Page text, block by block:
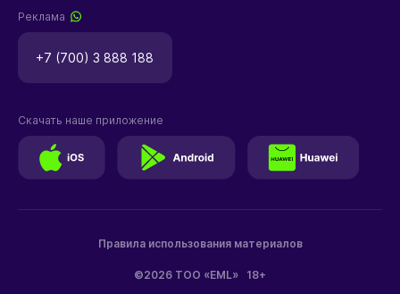
Реклама
+7 (700) 3 888 188
©2026 ТОО «EML» 18+
Правила использования материалов
Скачать наше приложение